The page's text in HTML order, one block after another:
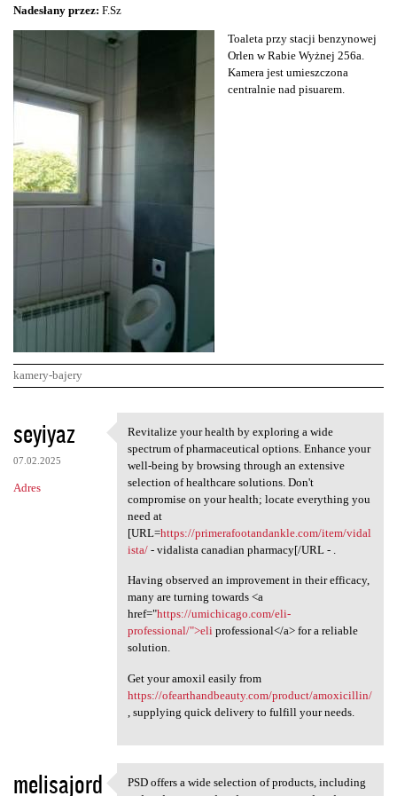
Nadesłany przez: F.Sz
Toaleta przy stacji benzynowej
Orlen w Rabie Wyżnej 256a.
Kamera jest umieszczona
centralnie nad pisuarem.
kamery-bajery
K
o
m
e
seyiyaz
07.02.2025
Adres
Revitalize your health by
Revitalize your health by exploring a wide
spectrum of pharmaceutical options. Enhance your
well-being by browsing through an extensive
selection of healthcare solutions. Don't
compromise on your health; locate everything you
need at
[URL=https://primerafootandankle.com/item/vidal
ista/- vidalista canadian pharmacy[/URL - .
Having observed an improvement in their efficacy,
many are turning towards <a
href="https://umichicago.com/eli-
professional/">eliprofessional</a> for a reliable
solution.
Get your amoxil easily from
https://ofearthandbeauty.com/product/amoxicillin/
, supplying quick delivery to fulfill your needs.
melisajord
PSD offers a wide selection of products, including